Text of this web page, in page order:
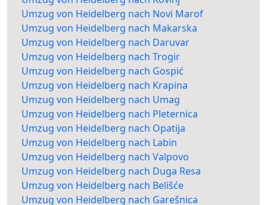
Umzug von Heidelberg nach Novi Marof
Umzug von Heidelberg nach Makarska
Umzug von Heidelberg nach Daruvar
Umzug von Heidelberg nach Trogir
Umzug von Heidelberg nach Gospić
Umzug von Heidelberg nach Krapina
Umzug von Heidelberg nach Umag
Umzug von Heidelberg nach Pleternica
Umzug von Heidelberg nach Opatija
Umzug von Heidelberg nach Labin
Umzug von Heidelberg nach Valpovo
Umzug von Heidelberg nach Duga Resa
Umzug von Heidelberg nach Belišće
Umzug von Heidelberg nach Garešnica